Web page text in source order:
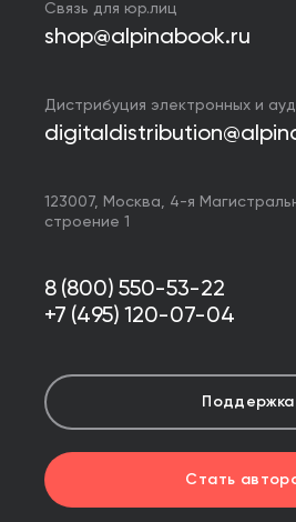
Связь для юр.лиц
shop@alpinabook.ru
Дистрибуция электронных и
123007, Москва, 4-я
строение 1
8 (800) 550-53-22
+7 (495) 120-07-04
Поддержка
Стать